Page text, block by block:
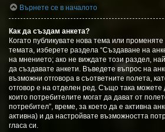
Върнете се в началото
Как да създам анкета?
Когато публикувате нова тема или
темата, изберете раздела “Създаване на
на мнението; ако не виждате този раздел,
да създавате анкети. Въведете въпрос на
възможни отговора в съответните полета,
отговор е на отделен ред. Също така можете
които потребителите могат да дават от
потребител”, време, за което да е активна
активна) и да настройвате възможността
гласа си.